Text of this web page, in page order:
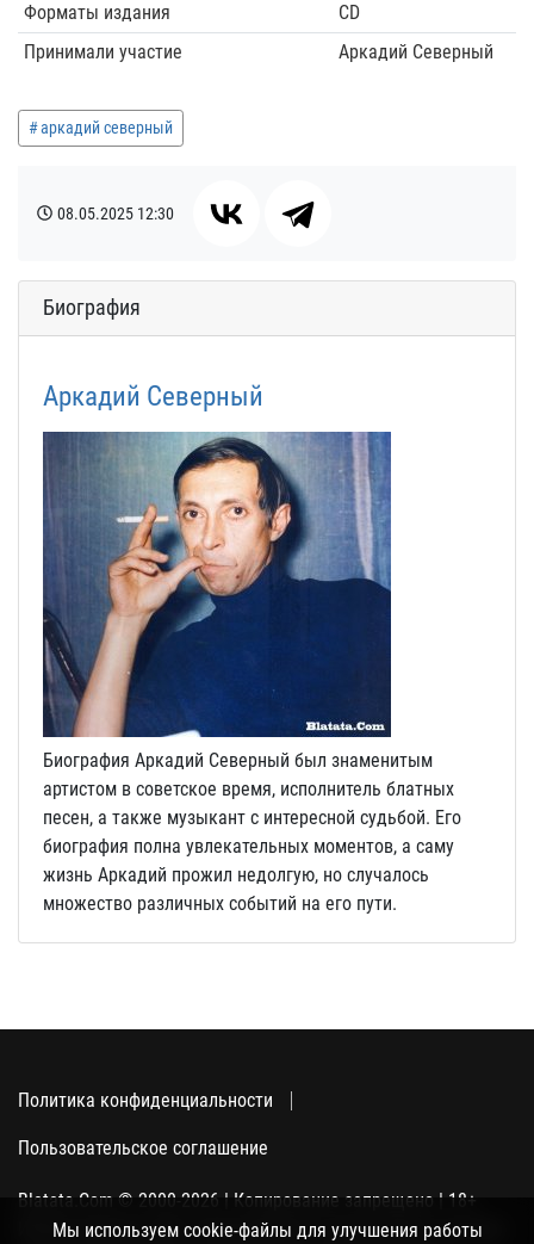
Форматы издания
CD
Принимали участие
Аркадий Северный
аркадий северный
08.05.2025 12:30
Биография
Аркадий Северный
Биография Аркадий Северный был знаменитым
артистом в советское время, исполнитель блатных
песен, а также музыкант с интересной судьбой. Его
биография полна увлекательных моментов, а саму
жизнь Аркадий прожил недолгую, но случалось
множество различных событий на его пути.
Политика конфиденциальности
Пользовательское соглашение
Blatata.Com © 2000-2026 | Копирование запрещено | 18+
Использование сайта подразумевает ваше полное согласие
Мы используем cookie-файлы для улучшения работы